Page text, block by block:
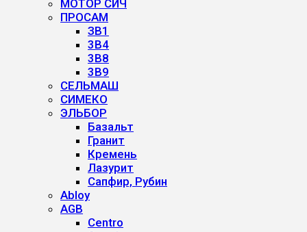
МОТОР СИЧ
ПРОСАМ
ЗВ1
3B4
3B8
3B9
СЕЛЬМАШ
СИМЕКО
ЭЛЬБОР
Базальт
Гранит
Кремень
Лазурит
Сапфир, Рубин
Abloy
AGB
Centro